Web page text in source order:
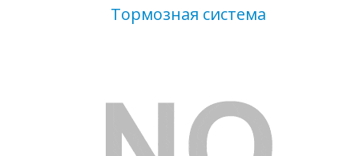
Тормозная система